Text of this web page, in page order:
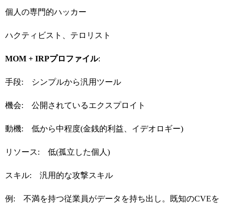
個人の専門的ハッカー
ハクティビスト、テロリスト
MOM + IRPプロファイル:
手段: シンプルから汎用ツール
機会: 公開されているエクスプロイト
動機: 低から中程度(金銭的利益、イデオロギー)
リソース: 低(孤立した個人)
スキル: 汎用的な攻撃スキル
例: 不満を持つ従業員がデータを持ち出し。既知のCVEを